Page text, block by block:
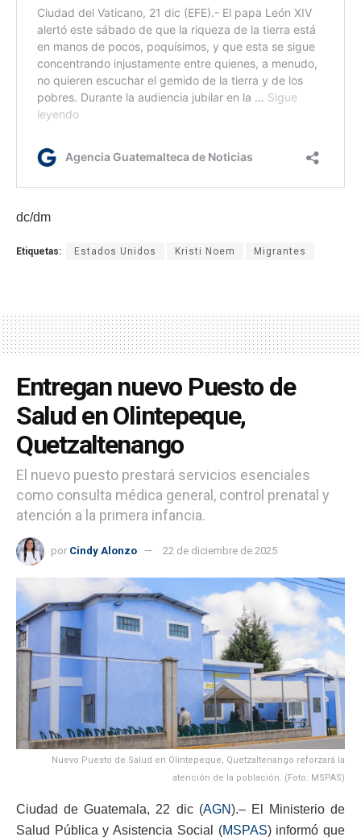
dc/dm
Etiquetas: Estados Unidos Kristi Noem Migrantes
Entregan nuevo Puesto de
Salud en Olintepeque,
Quetzaltenango
El nuevo puesto prestará servicios esenciales
como consulta médica general, control prenatal y
atención a la primera infancia.
por Cindy Alonzo 22 de diciembre de 2025
Nuevo Puesto de Salud en Olintepeque, Quetzaltenango reforzará la
atención de la población. (Foto: MSPAS)
Ciudad de Guatemala, 22 dic (AGN).– El Ministerio de
Salud Pública y Asistencia Social (MSPAS) informó que